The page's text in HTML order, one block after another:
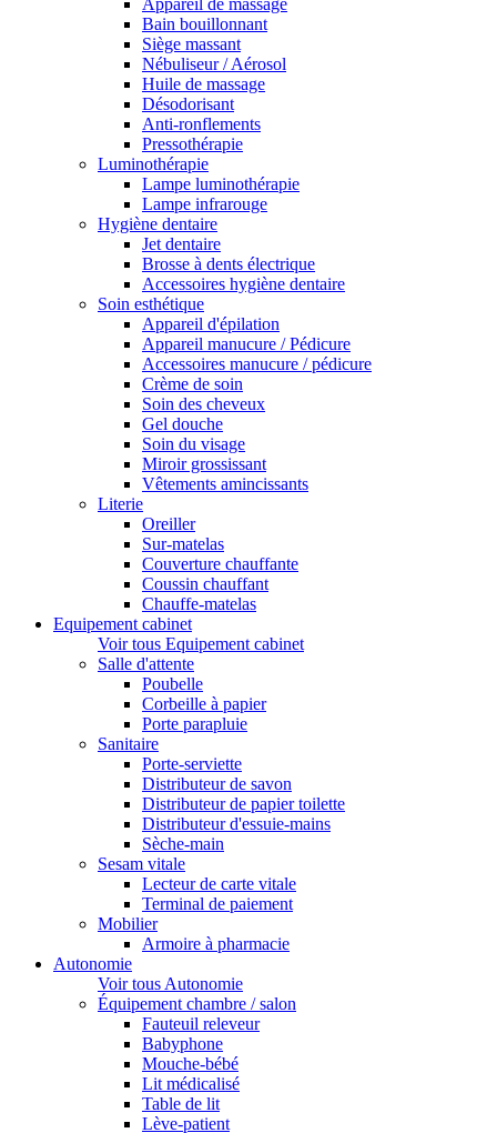
Appareil de massage
Bain bouillonnant
Siège massant
Nébuliseur / Aérosol
Huile de massage
Désodorisant
Anti-ronflements
Pressothérapie
Luminothérapie
Lampe luminothérapie
Lampe infrarouge
Hygiène dentaire
Jet dentaire
Brosse à dents électrique
Accessoires hygiène dentaire
Soin esthétique
Appareil d'épilation
Appareil manucure / Pédicure
Accessoires manucure / pédicure
Crème de soin
Soin des cheveux
Gel douche
Soin du visage
Miroir grossissant
Vêtements amincissants
Literie
Oreiller
Sur-matelas
Couverture chauffante
Coussin chauffant
Chauffe-matelas
Equipement cabinet
Voir tous Equipement cabinet
Salle d'attente
Poubelle
Corbeille à papier
Porte parapluie
Sanitaire
Porte-serviette
Distributeur de savon
Distributeur de papier toilette
Distributeur d'essuie-mains
Sèche-main
Sesam vitale
Lecteur de carte vitale
Terminal de paiement
Mobilier
Armoire à pharmacie
Autonomie
Voir tous Autonomie
Équipement chambre / salon
Fauteuil releveur
Babyphone
Mouche-bébé
Lit médicalisé
Table de lit
Lève-patient